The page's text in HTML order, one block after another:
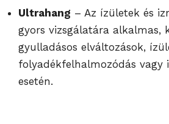
Ultrahang – Az ízületek és
gyors vizsgálatára alkalmas,
gyulladásos elváltozások,
folyadékfelhalmozódás vagy
esetén.